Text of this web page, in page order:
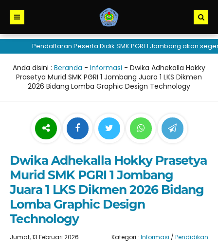
Pendaftaran Peserta Didik SMK PGRI 1 Jombang akan segera
Anda disini : Beranda - Informasi - Dwika Adhekalla Hokky
Prasetya Murid SMK PGRI 1 Jombang Juara 1 LKS Dikmen
2026 Bidang Lomba Graphic Design Technology
Dwika Adhekalla Hokky Prasetya
Murid SMK PGRI 1 Jombang
Juara 1 LKS Dikmen 2026 Bidang
Lomba Graphic Design
Technology
Jumat, 13 Februari 2026 Kategori : Informasi / Pendidikan